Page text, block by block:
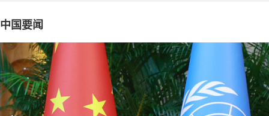
中国要闻